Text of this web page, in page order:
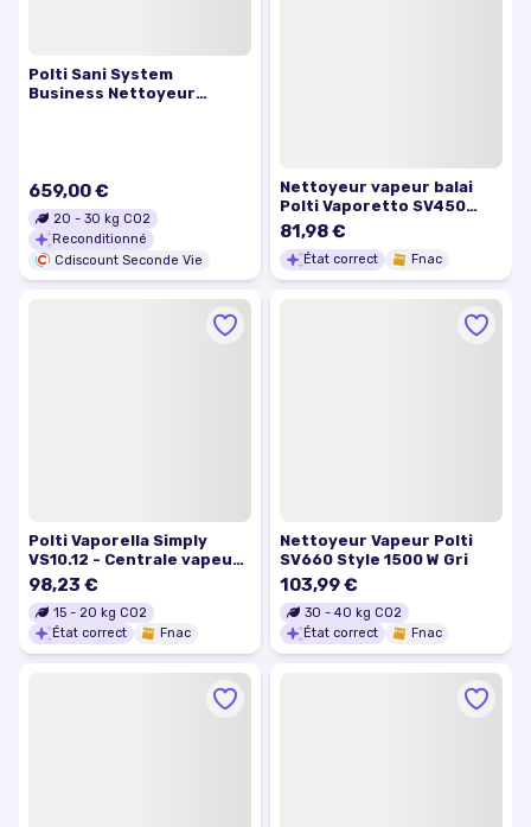
Polti Sani System
Business Nettoyeur
659,00 €
20 - 30 kg CO2
Reconditionné
Cdiscount Seconde Vie
Nettoyeur vapeur balai
Polti Vaporetto SV450
Double 1500 W Blanc et
Bleu
81,98 €
État correct Fnac
Polti Vaporella Simply
VS10.12 - Centrale vapeur
- semelle : céramique -
2200 Watt
98,23 €
15 - 20 kg CO2
État correct
Fnac
Nettoyeur Vapeur Polti
SV660 Style 1500 W Gri
103,99 €
30 - 40 kg CO2
État correct
Fnac